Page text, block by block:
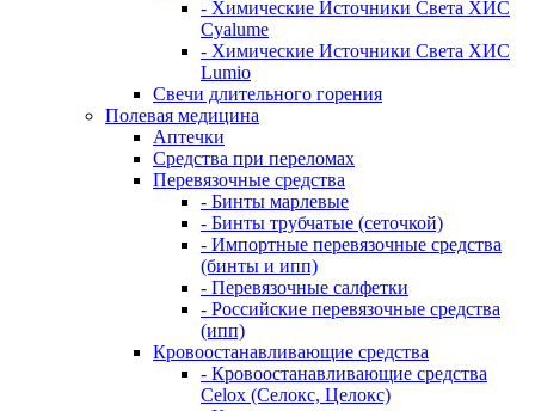
- Химические Источники Света ХИС
Cyalume
- Химические Источники Света ХИС
Lumio
Свечи длительного горения
Полевая медицина
Аптечки
Средства при переломах
Перевязочные средства
- Бинты марлевые
- Бинты трубчатые (сеточкой)
- Импортные перевязочные средства
(бинты и ипп)
- Перевязочные салфетки
- Российские перевязочные средства
(ипп)
Кровоостанавливающие средства
- Кровоостанавливающие средства
Celox (Селокс, Целокс)